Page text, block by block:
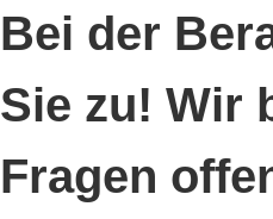
Bei der
Sie zu! Wir
Fragen